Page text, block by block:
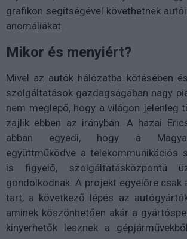
grafikon segítségével követhetnék
anomáliákat.
Mikor és menyiért?
Mivel az autók hálózatba kötésében
szolgáltatások gazdagságában nagy
nem meglepő, hogy a világon jelenleg
zajlik ebben az irányban. A hazai
abban egyedi, hogy a
együttműködve a telekommunikációs
is figyelő, szolgáltatásközpontú
gondolkodnak. A projekt egyelőre csak
tart, a következő lépés az
aminek köszönhetően akár a
kinyerhetők lesznek a